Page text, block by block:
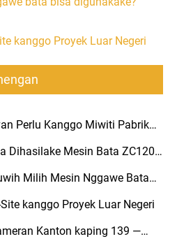
kanggo Proyek Luar Negeri
Perlu Kanggo Miwiti Pabrik
mbalekake investasi
Dihasilake Mesin Bata ZC1200
Milih Mesin Nggawe Bata
kanggo Proyek Luar Negeri
Kanton kaping 139 —